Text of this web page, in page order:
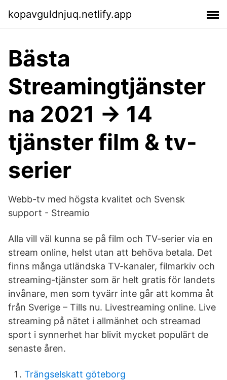
kopavguldnjuq.netlify.app
Bästa
Streamingtjänster
na 2021 → 14
tjänster film & tv-
serier
Webb-tv med högsta kvalitet och Svensk
support - Streamio
Alla vill väl kunna se på film och TV-serier via en
stream online, helst utan att behöva betala. Det
finns många utländska TV-kanaler, filmarkiv och
streaming-tjänster som är helt gratis för landets
invånare, men som tyvärr inte går att komma åt
från Sverige – Tills nu. Livestreaming online. Live
streaming på nätet i allmänhet och streamad
sport i synnerhet har blivit mycket populärt de
senaste åren.
Trängselskatt göteborg